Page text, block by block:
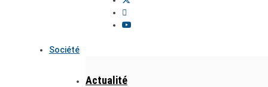
Société
Actualité